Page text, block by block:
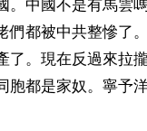
。中國不是有馬雲
們都被中共整慘了
了。現在反過來拉
胞都是家奴。寧予